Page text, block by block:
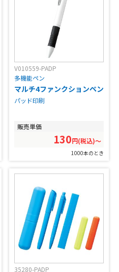
V010559-PADP
多機能ペン
マルチ4ファンクションペン
パッド印刷
販売単価
130円(税込)〜
1000本のとき
35280-PADP